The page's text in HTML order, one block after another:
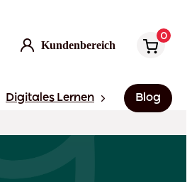
Kundenbereich
0
Digitales Lernen Blog